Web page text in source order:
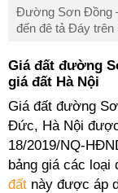
Đường Sơn Đồng
đến đê tả Đáy trên
Giá đất đường
giá đất Hà Nội
Giá đất đường
Đức, Hà Nội
18/2019/NQ-
bảng giá các loại
đất này được áp